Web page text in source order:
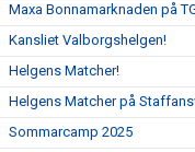
Maxa Bonnamarknaden på
Kansliet Valborgshelgen!
Helgens Matcher!
Helgens Matcher på
Sommarcamp 2025